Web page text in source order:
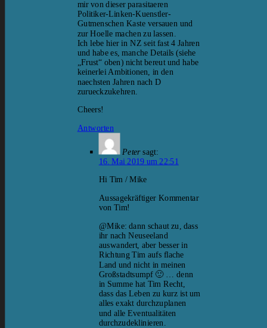
mir von dieser parasitaeren
Politiker-Linken-Kuenstler-
Gutmenschen Kaste versauen und
zur Hoelle machen zu lassen.
Ich lebe hier in NZ seit fast 4 Jahren
und habe es, manche Details (siehe
„Frust“ oben) nicht bereut und habe
keinerlei Ambitionen, in den
naechsten Jahren nach D
zurueckzukehren.
Cheers!
Antworten
Peter sagt:
16. Mai 2019 um 22:51
Hi Tim / Mike
Aussagekräftiger Kommentar
von Tim!
@Mike: dann schaut zu, dass
ihr nach Neuseeland
auswandert, aber besser in
Richtung Tim aufs flache
Land und nicht in meinen
Großstadtsumpf 🙂 … denn
in Summe hat Tim Recht,
dass das Leben zu kurz ist um
alles exakt durchzuplanen
und alle Eventualitäten
durchzudeklinieren.